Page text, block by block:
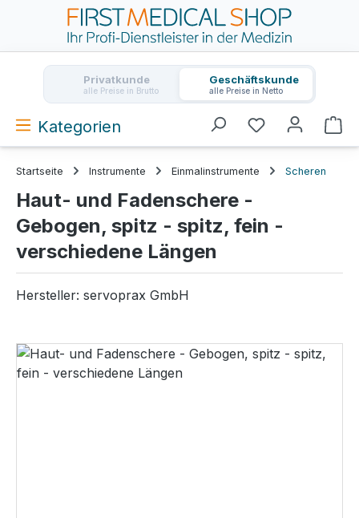
Zum Hauptinhalt springen
Privatkunde
alle Preise in Brutto
Geschäftskunde
alle Preise in Netto
Kategorien
Startseite Instrumente Einmalinstrumente Scheren
Haut- und Fadenschere -
Gebogen, spitz - spitz, fein -
verschiedene Längen
Hersteller: servoprax GmbH
Bildergalerie überspringen